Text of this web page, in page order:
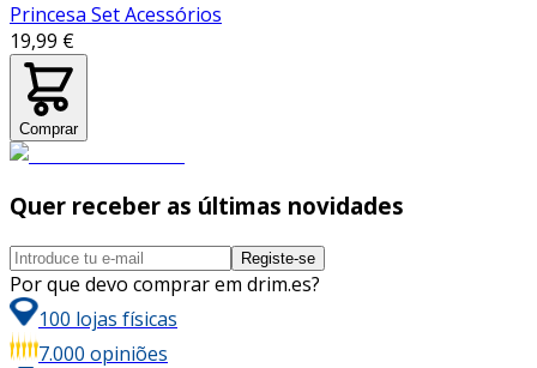
Princesa Set Acessórios
19,99 €
Comprar
Quer receber as últimas novidades
Registe-se
Por que devo comprar em drim.es?
100 lojas físicas
7.000 opiniões